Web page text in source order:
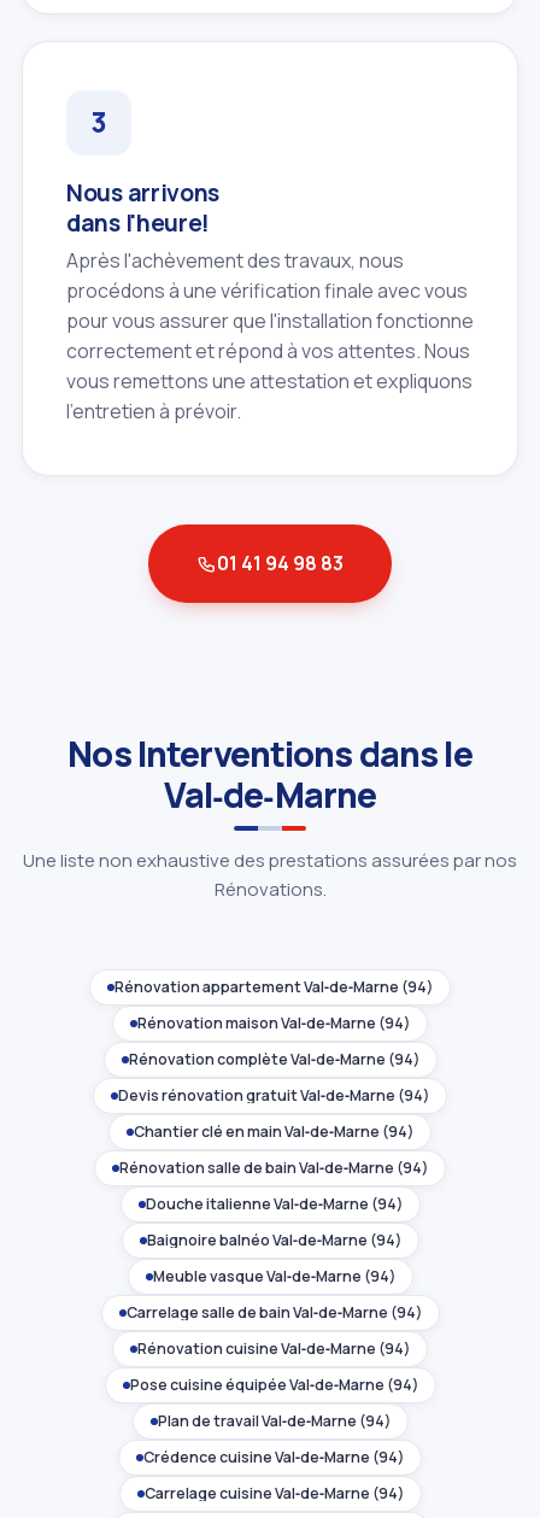
Nous arrivons
dans l'heure!
Après l'achèvement des travaux, nous
procédons à une vérification finale avec vous
pour vous assurer que l'installation fonctionne
correctement et répond à vos attentes. Nous
vous remettons une attestation et expliquons
l'entretien à prévoir.
01 41 94 98 83
Nos Interventions dans le
Val‑de‑Marne
Une liste non exhaustive des prestations assurées par nos
Rénovations.
Rénovation appartement Val‑de‑Marne (94)
Rénovation maison Val‑de‑Marne (94)
Rénovation complète Val‑de‑Marne (94)
Devis rénovation gratuit Val‑de‑Marne (94)
Chantier clé en main Val‑de‑Marne (94)
Rénovation salle de bain Val‑de‑Marne (94)
Douche italienne Val‑de‑Marne (94)
Baignoire balnéo Val‑de‑Marne (94)
Meuble vasque Val‑de‑Marne (94)
Carrelage salle de bain Val‑de‑Marne (94)
Rénovation cuisine Val‑de‑Marne (94)
Pose cuisine équipée Val‑de‑Marne (94)
Plan de travail Val‑de‑Marne (94)
Crédence cuisine Val‑de‑Marne (94)
Carrelage cuisine Val‑de‑Marne (94)